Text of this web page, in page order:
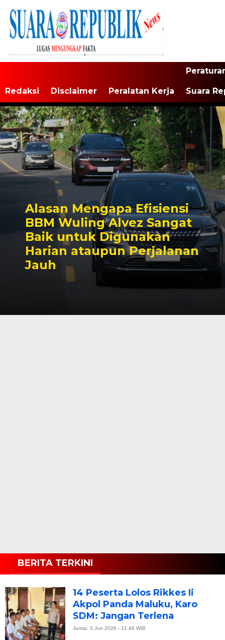
Redaksi Disclaimer Peralatan Kerja Suara
Alasan Mengapa Efisiensi
BBM Wuling Alvez Sangat
Baik untuk Digunakan
Harian ataupun Perjalanan
Jauh
BERITA TERKINI
14 Peserta Lolos Rikkes Ii
Akpol Panda Maluku, Karo
SDM: Jangan Terlena
Jumat, 5 Jun 2026 - 21:46 WIB